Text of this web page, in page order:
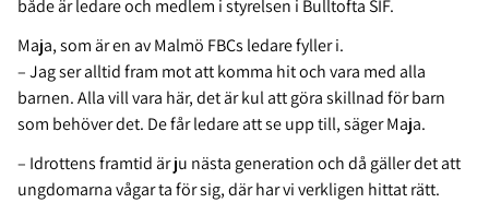
både är ledare och medlem i styrelsen i Bulltofta SIF.
Maja, som är en av Malmö FBCs ledare fyller i.
– Jag ser alltid fram mot att komma hit och vara med alla
barnen. Alla vill vara här, det är kul att göra skillnad för barn
som behöver det. De får ledare att se upp till, säger Maja.
– Idrottens framtid är ju nästa generation och då gäller det att
ungdomarna vågar ta för sig, där har vi verkligen hittat rätt.